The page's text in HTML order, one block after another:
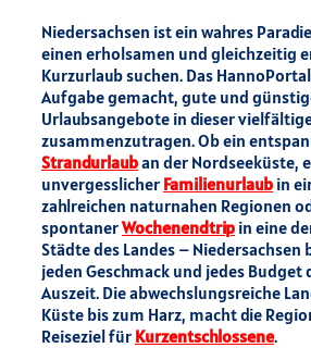
Niedersachsen ist ein wahres
einen erholsamen und gleichzeitig
Kurzurlaub suchen. Das
Aufgabe gemacht, gute und
Urlaubsangebote in dieser
zusammenzutragen. Ob ein
Strandurlauban der Nordseeküste,
unvergesslicher Familienurlaub in
zahlreichen naturnahen Regionen
spontanerWochenendtrip in eine
Städte des Landes –
jeden Geschmack und jedes Budget
Auszeit. Die abwechslungsreiche
Küste bis zum Harz, macht die
Reiseziel für Kurzentschlossene.